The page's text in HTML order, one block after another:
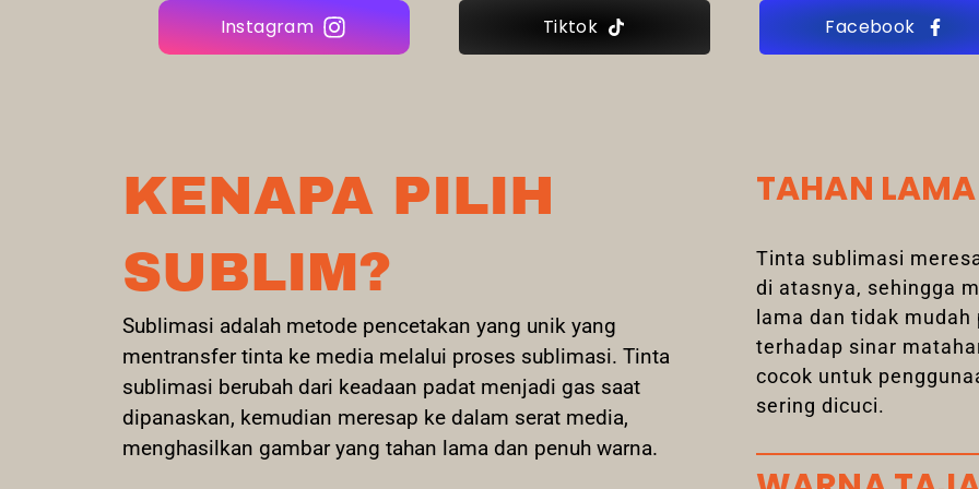
Instagram Tiktok Facebook
KENAPA PILIH
SUBLIM?
Sublimasi adalah metode pencetakan yang unik yang
mentransfer tinta ke media melalui proses sublimasi. Tinta
sublimasi berubah dari keadaan padat menjadi gas saat
dipanaskan, kemudian meresap ke dalam serat media,
menghasilkan gambar yang tahan lama dan penuh warna.
TAHAN LAMA
Tinta sublimasi
di atasnya, sehingga
lama dan tidak
terhadap sinar
cocok untuk
sering dicuci.